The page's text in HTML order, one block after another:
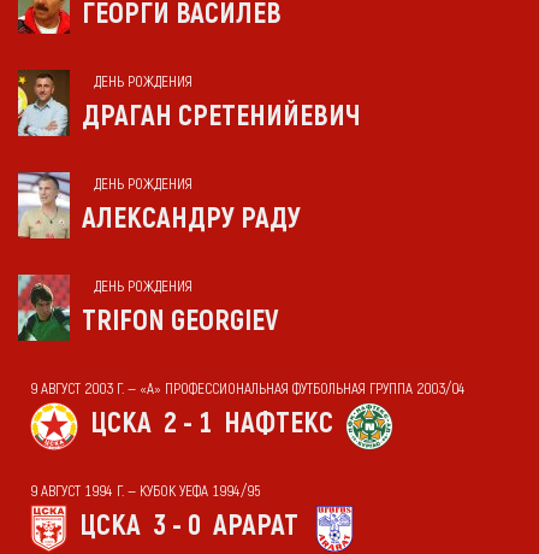
ГЕОРГИ ВАСИЛЕВ
ДЕНЬ РОЖДЕНИЯ
ДРАГАН СРЕТЕНИЙЕВИЧ
ДЕНЬ РОЖДЕНИЯ
АЛЕКСАНДРУ РАДУ
ДЕНЬ РОЖДЕНИЯ
TRIFON GEORGIEV
9 АВГУСТ 2003 Г. — «А» ПРОФЕССИОНАЛЬНАЯ ФУТБОЛЬНАЯ ГРУППА 2003/04
ЦСКА 2 - 1 НАФТЕКС
9 АВГУСТ 1994 Г. — КУБОК УЕФА 1994/95
ЦСКА 3 - 0 АРАРАТ